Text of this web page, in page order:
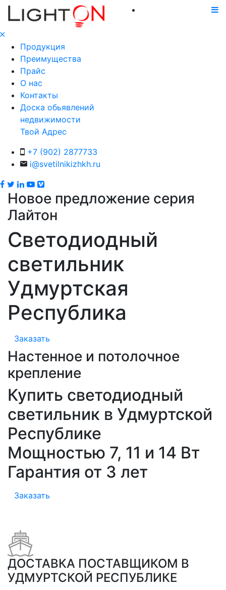
Продукция
Преимущества
Прайс
О нас
Контакты
Доска обьявлений
недвижимости
Твой Адрес
+7 (902) 2877733
i@svetilnikizhkh.ru
Новое предложение серия
Лайтон
Светодиодный
светильник
Удмуртская
Республика
Заказать
Настенное и потолочное
крепление
Купить светодиодный
светильник в Удмуртской
Республике
Мощностью 7, 11 и 14 Вт
Гарантия от 3 лет
Заказать
ДОСТАВКА ПОСТАВЩИКОМ В
УДМУРТСКОЙ РЕСПУБЛИКЕ